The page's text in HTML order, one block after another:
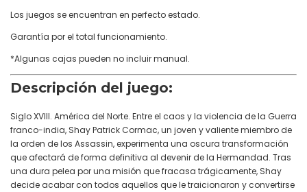
Los juegos se encuentran en perfecto estado.
Garantía por el total funcionamiento.
*Algunas cajas pueden no incluir manual.
Descripción del juego:
Siglo XVIII. América del Norte. Entre el caos y la violencia de la Guerra
franco-india, Shay Patrick Cormac, un joven y valiente miembro de
la orden de los Assassin, experimenta una oscura transformación
que afectará de forma definitiva al devenir de la Hermandad. Tras
una dura pelea por una misión que fracasa trágicamente, Shay
decide acabar con todos aquellos que le traicionaron y convertirse